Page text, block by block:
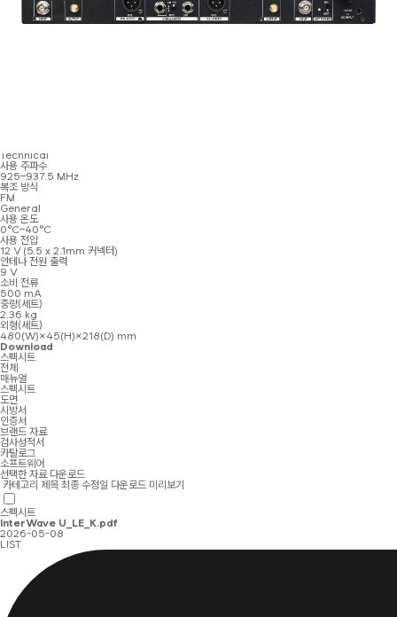
Technical
사용 주파수
925–937.5 MHz
복조 방식
FM
General
사용 온도
0°C–40°C
사용 전압
12 V (5.5 x 2.1mm 커넥터)
안테나 전원 출력
9 V
소비 전류
500 mA
중량(세트)
2.36 kg
외형(세트)
480(W)×45(H)×218(D) mm
Download
스펙시트
전체
매뉴얼
스펙시트
도면
시방서
인증서
브랜드 자료
검사성적서
카탈로그
소프트웨어
선택한 자료 다운로드
카테고리 제목 최종 수정일 다운로드 미리보기
스펙시트
InterWave U_LE_K.pdf
2026-05-08
LIST